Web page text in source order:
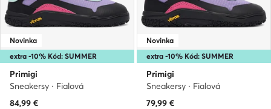
extra -10% Kód: SUMMER
Novinka
Primigi
Sneakersy · Fialová
84,99 €
extra -10% Kód: SUMMER
Novinka
Primigi
Sneakersy · Fialová
79,99 €